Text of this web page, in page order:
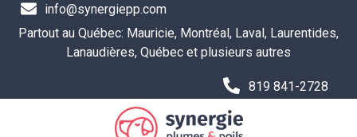
info@synergiepp.com
Partout au Québec: Mauricie, Montréal, Laval, Laurentides,
Lanaudières, Québec et plusieurs autres
819 841-2728